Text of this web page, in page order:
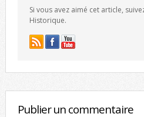
Si vous avez aimé cet article,
Historique.
Publier un commentaire